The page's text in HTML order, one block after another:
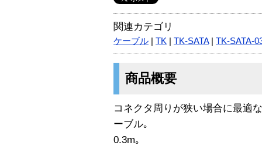
関連カテゴリ
ケーブル TK TK-SATA| TK-SATA-
商品概要
コネクタ周りが狭い場合に最適
ーブル｡
0.3m｡